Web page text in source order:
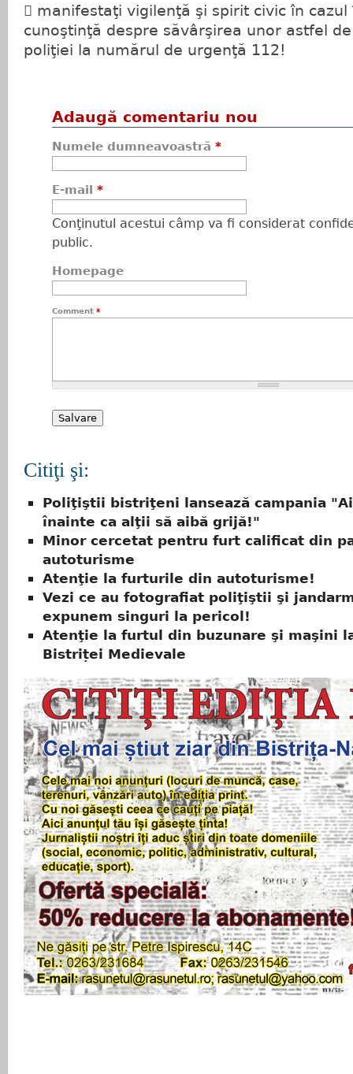
 manifestaţi vigilenţă şi spirit civic în
cunoştinţă despre săvârşirea unor astfel
poliţiei la numărul de urgenţă 112!
Adaugă comentariu nou
Numele dumneavoastră *
E-mail *
Conţinutul acestui câmp va fi considerat
public.
Homepage
Comment *
Citiţi şi:
Poliţiştii bistriţeni lansează campania
înainte ca alţii să aibă grijă!"
Minor cercetat pentru furt calificat din
autoturisme
Atenţie la furturile din autoturisme!
Vezi ce au fotografiat poliţiştii şi
expunem singuri la pericol!
Atenţie la furtul din buzunare şi maşini
Bistriței Medievale